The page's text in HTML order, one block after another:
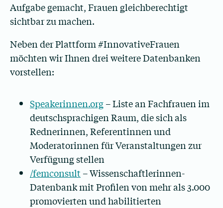
Aufgabe gemacht, Frauen gleichberechtigt
sichtbar zu machen.
Neben der Plattform #InnovativeFrauen
möchten wir Ihnen drei weitere Datenbanken
vorstellen:
Speakerinnen.org– Liste an Fachfrauen im
deutschsprachigen Raum, die sich als
Rednerinnen, Referentinnen und
Moderatorinnen für Veranstaltungen zur
Verfügung stellen
/femconsult– Wissenschaftlerinnen-
Datenbank mit Profilen von mehr als 3.000
promovierten und habilitierten